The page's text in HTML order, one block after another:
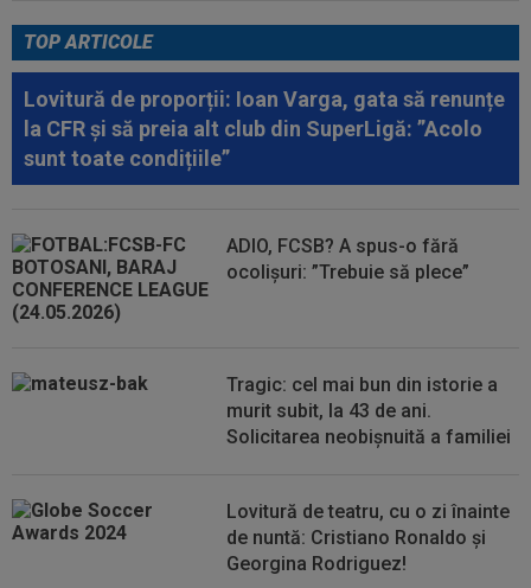
00:02 OFICIAL
Dezastru: după Barcelona, a ratat
00:01 EXCLUSIV
Radu Naum, reacția serii după ce
Marius Șumudică a început negocierile cu CFR...
Europenelor: ”Va pierde aurul!”...
00:00 EXCLUSIV
Atacant pentru FCSB! A făcut
anunțul ÎN DIRECT: ”Îi dau eu lui Gigi unul bun”
TOP ARTICOLE
Lovitură de proporții: Ioan Varga, gata să renunțe
la CFR și să preia alt club din SuperLigă: ”Acolo
sunt toate condițiile”
ADIO, FCSB? A spus-o fără
ocolișuri: ”Trebuie să plece”
Tragic: cel mai bun din istorie a
murit subit, la 43 de ani.
Solicitarea neobișnuită a familiei
Lovitură de teatru, cu o zi înainte
de nuntă: Cristiano Ronaldo și
Georgina Rodriguez!